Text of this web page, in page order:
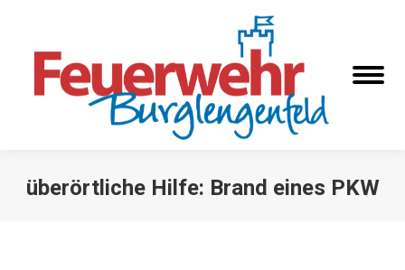
überörtliche Hilfe: Brand eines PKW